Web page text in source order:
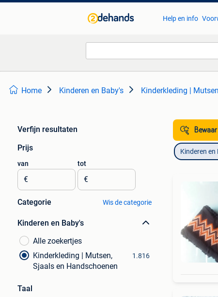
Help en info
Home Kinderen en Baby's Kinderkleding |
Verfijn resultaten
Prijs
van
€
tot
€
Categorie Wis de categorie
Kinderen en Baby's
Alle zoekertjes
Kinderkleding | Mutsen,
Sjaals en Handschoenen
1.816
Taal
Kinderen en